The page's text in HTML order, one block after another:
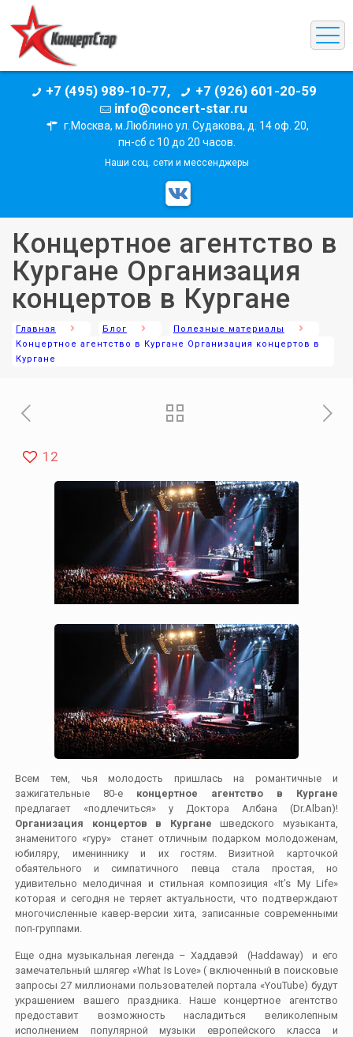
+7 (495) 989-10-77,
+7 (926) 601-20-59
info@concert-star.ru
г.Москва, м.Люблино ул. Судакова, д. 14 оф. 20,
пн-сб с 10 до 20 часов.
Наши соц. сети и мессенджеры
Концертное агентство в
Кургане Организация
концертов в Кургане
Главная Блог
Полезные материалы
Концертное агентство в Кургане Организация концертов в
Кургане
12
Всем тем, чья молодость пришлась на романтичные и
зажигательные 80-е концертное агентство в Кургане
предлагает «подлечиться» у Доктора Албана (Dr.Alban)!
Организация концертов в Кургане шведского музыканта,
знаменитого «гуру» станет отличным подарком молодоженам,
юбиляру, имениннику и их гостям. Визитной карточкой
обаятельного и симпатичного певца стала простая, но
удивительно мелодичная и стильная композиция «It’s My Life»
которая и сегодня не теряет актуальности, что подтверждают
многочисленные кавер-версии хита, записанные современными
поп-группами.
Еще одна музыкальная легенда – Хаддавэй (Haddaway) и его
замечательный шлягер «What Is Love» ( включенный в поисковые
запросы 27 миллионами пользователей портала «YouTube) будут
украшением вашего праздника. Наше концертное агентство
предоставит возможность насладиться великолепным
исполнением популярной музыки европейского класса и